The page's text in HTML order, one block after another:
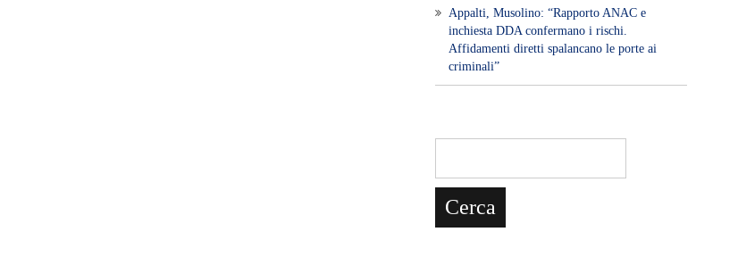
​Appalti, Musolino: “Rapporto ANAC e
inchiesta DDA confermano i rischi.
Affidamenti diretti spalancano le porte ai
criminali”